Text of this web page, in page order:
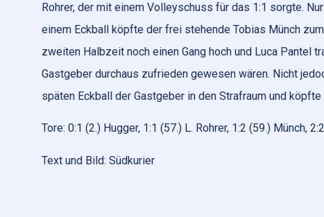
Rohrer, der mit einem Volleyschuss für das 1:1 sorgte.
einem Eckball köpfte der frei stehende Tobias Münch
zweiten Halbzeit noch einen Gang hoch und Luca Pantel
Gastgeber durchaus zufrieden gewesen wären. Nicht
späten Eckball der Gastgeber in den Strafraum und
Tore: 0:1 (2.) Hugger, 1:1 (57.) L. Rohrer, 1:2 (59.) Münch,
Text und Bild: Südkurier